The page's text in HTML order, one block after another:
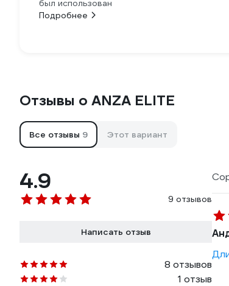
был использован
Подробнее
Отзывы о ANZA ELITE
Все отзывы 9 Этот вариант
4.9
9 отзывов
Написать отзыв
8 отзывов
1 отзыв